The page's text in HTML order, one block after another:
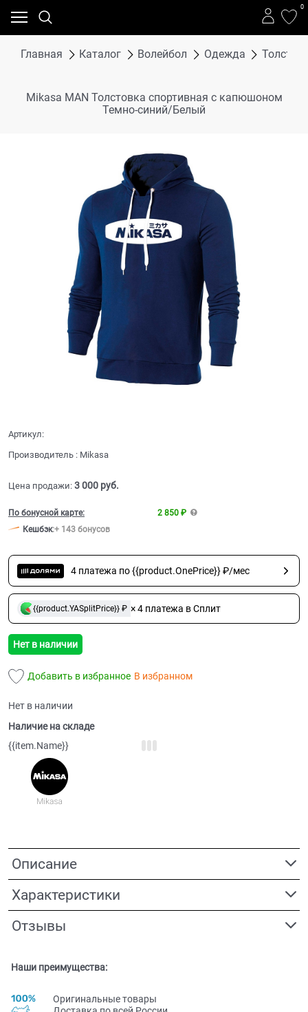
0
Главная Каталог Волейбол Одежда
Mikasa MAN Толстовка спортивная с капюшоном
Темно-синий/Белый
Артикул:
Производитель : Mikasa
Цена продажи: 3 000 руб.
По бонусной карте:
2 850 ₽
Кешбэк:+ 143 бонусов
4 платежа по {{product.OnePrice}} ₽/мес
{{product.YASplitPrice}} ₽ × 4 платежа в Сплит
Нет в наличии
Добавить в избранное В избранном
Нет в наличии
Наличие на складе
{{item.Name}}
Описание
Характеристики
Отзывы
Наши преимущества:
Оригинальные товары